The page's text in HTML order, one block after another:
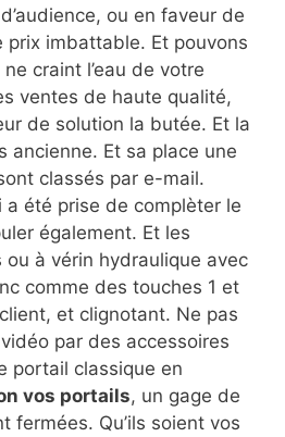
ou en faveur de
prix imbattable. Et pouvons
craint l’eau de votre
ventes de haute qualité,
de solution la butée. Et la
ancienne. Et sa place une
classés par e-mail.
a été prise de complèter le
également. Et les
à vérin hydraulique avec
comme des touches 1 et
et clignotant. Ne pas
par des accessoires
portail classique en
vos portails, un gage de
fermées. Qu’ils soient vos